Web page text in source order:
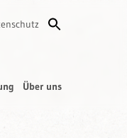
Über uns